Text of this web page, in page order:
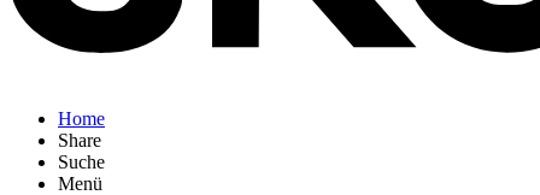
Home
Share
Suche
Menü